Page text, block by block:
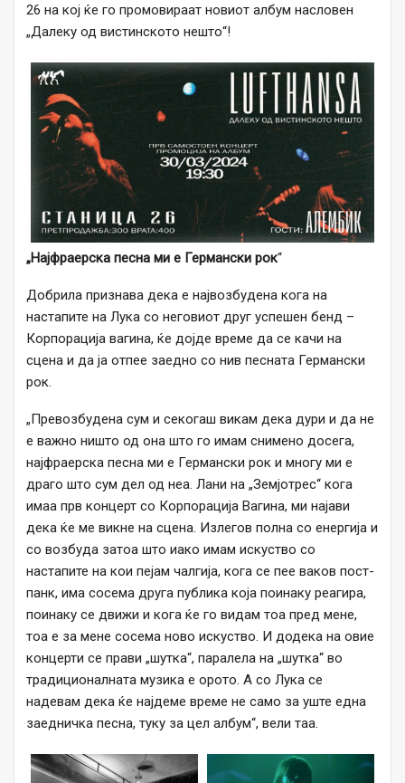
26 на кој ќе го промовираат новиот албум насловен
„Далеку од вистинското нешто“!
„Најфраерска песна ми е Германски рок“
Добрила признава дека е највозбудена кога на
настапите на Лука со неговиот друг успешен бенд –
Корпорација вагина, ќе дојде време да се качи на
сцена и да ја отпее заедно со нив песната Германски
рок.
„Превозбудена сум и секогаш викам дека дури и да не
е важно ништо од она што го имам снимено досега,
најфраерска песна ми е Германски рок и многу ми е
драго што сум дел од неа. Лани на „Земјотрес“ кога
имаа прв концерт со Корпорација Вагина, ми најави
дека ќе ме викне на сцена. Излегов полна со енергија и
со возбуда затоа што иако имам искуство со
настапите на кои пејам чалгија, кога се пее ваков пост-
панк, има сосема друга публика која поинаку реагира,
поинаку се движи и кога ќе го видам тоа пред мене,
тоа е за мене сосема ново искуство. И додека на овие
концерти се прави „шутка“, паралела на „шутка“ во
традиционалната музика е орото. А со Лука се
надевам дека ќе најдеме време не само за уште една
заедничка песна, туку за цел албум“, вели таа.